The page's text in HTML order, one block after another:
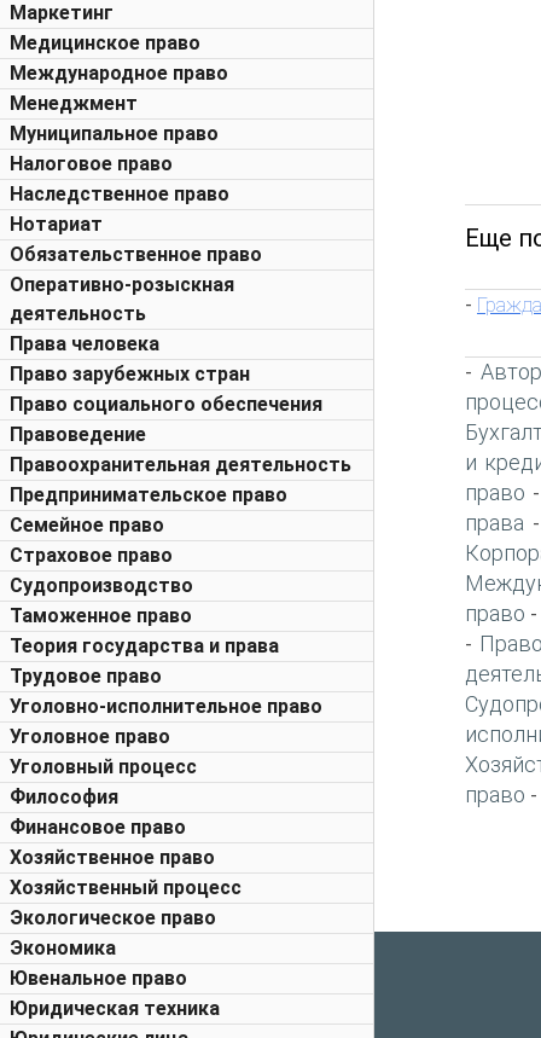
Маркетинг
Медицинское право
Международное право
Менеджмент
Муниципальное право
Налоговое право
Наследственное право
Нотариат
Обязательственное право
Оперативно-розыскная
деятельность
Права человека
Право зарубежных стран
Право социального обеспечения
Правоведение
Правоохранительная деятельность
Предпринимательское право
Семейное право
Страховое право
Судопроизводство
Таможенное право
Теория государства и права
Трудовое право
Уголовно-исполнительное право
Уголовное право
Уголовный процесс
Философия
Финансовое право
Хозяйственное право
Хозяйственный процесс
Экологическое право
Экономика
Ювенальное право
Юридическая техника
Еще
-
-
и
право -
права -
право -
-
право -